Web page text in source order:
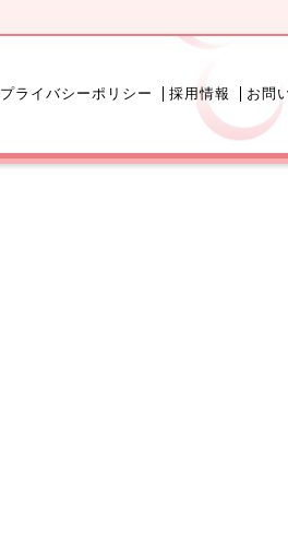
プライバシーポリシー 採用情報 お問